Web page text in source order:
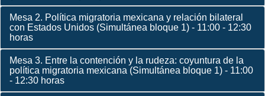
Mesa 2. Política migratoria mexicana y relación bilateral
con Estados Unidos (Simultánea bloque 1) - 11:00 - 12:30
horas
Mesa 3. Entre la contención y la rudeza: coyuntura de la
política migratoria mexicana (Simultánea bloque 1) - 11:00
- 12:30 horas